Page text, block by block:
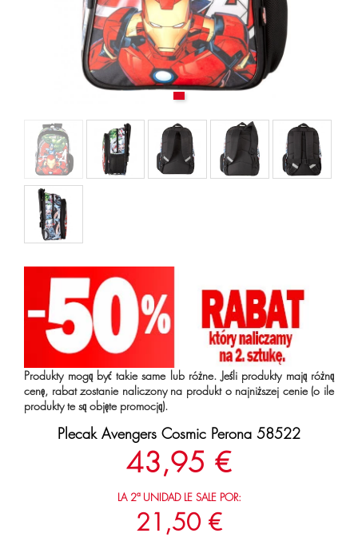
Produkty mogą być takie same lub różne. Jeśli produkty mają różną
cenę, rabat zostanie naliczony na produkt o najniższej cenie (o ile
produkty te są objęte promocją).
Plecak Avengers Cosmic Perona 58522
43,95 €
LA 2ª UNIDAD LE SALE POR:
21,50 €